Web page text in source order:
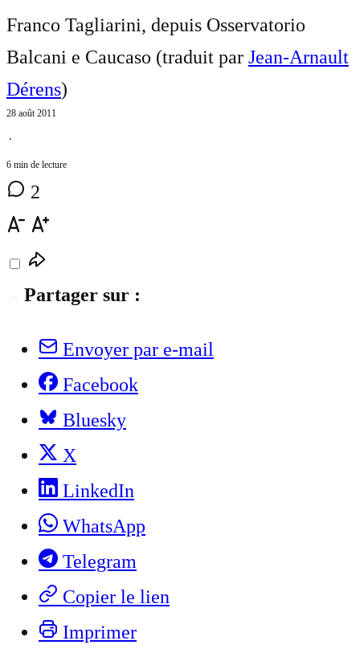
Franco Tagliarini, depuis Osservatorio
Balcani e Caucaso (traduit par Jean-Arnault
Dérens)
28 août 2011
⋅
6 min de lecture
2
Partager sur :
Envoyer par e-mail
Facebook
Bluesky
X
LinkedIn
WhatsApp
Telegram
Copier le lien
Imprimer